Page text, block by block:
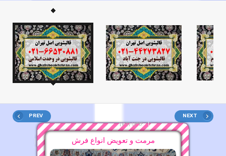
PREV
قالیشویی محدوده نازی آباد ۶۶۵۳۰۸۸۱
قالیشویی محدوده شادمان
قالیشویی محدوده وحدت اسلامی ۶۶۵۳۰۸۸۱
NEXT
مرمت و تعویض انواع فرش